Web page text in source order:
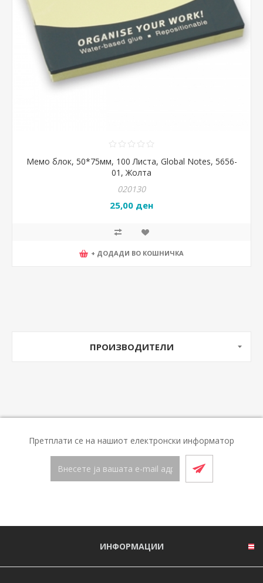
Мемо блок, 50*75мм, 100 Листа, Global Notes, 5656-
01, Жолта
020130
25,00 ден
+ ДОДАДИ ВО КОШНИЧКА
ПРОИЗВОДИТЕЛИ
Претплати се на нашиот електронски информатор
ИНФОРМАЦИИ